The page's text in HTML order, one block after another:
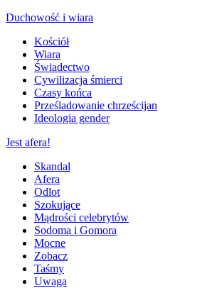
Duchowość i wiara
Kościół
Wiara
Świadectwo
Cywilizacja śmierci
Czasy końca
Prześladowanie chrześcijan
Ideologia gender
Jest afera!
Skandal
Afera
Odlot
Szokujące
Mądrości celebrytów
Sodoma i Gomora
Mocne
Zobacz
Taśmy
Uwaga